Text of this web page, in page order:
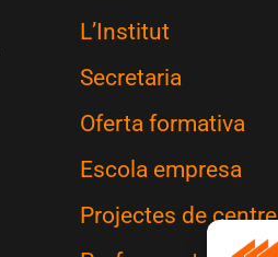
L’Institut
Secretaria
Oferta formativa
Escola empresa
Projectes de centre